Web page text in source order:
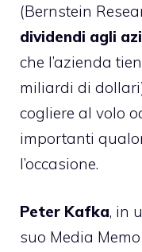
(Bernstein
dividendi agli
che l’azienda
miliardi di
cogliere al volo
importanti
l’occasione.
Peter Kafka, in
suo Media Memo